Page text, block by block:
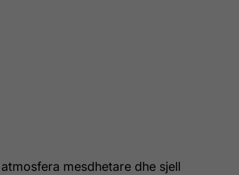
mesdhetare dhe sjell